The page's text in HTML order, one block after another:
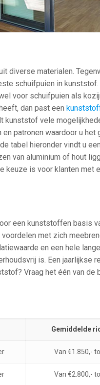
diverse materialen.
schuifpuien in
voor schuifpuien als
dan past een
vele
patronen waardoor u het
tabel hieronder vindt u
van aluminium of hout
keuze is voor klanten met
een kunststoffen basis
met zich
en een hele
is. Een jaarlijkse
Vraag het één van de
Gemiddelde
Van €1.850,-
Van €2.800,-